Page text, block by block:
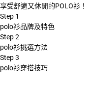
享受舒適又休閒的POLO衫！
Step 1
polo衫品牌及特色
Step2
polo衫挑選方法
Step3
polo衫穿搭技巧